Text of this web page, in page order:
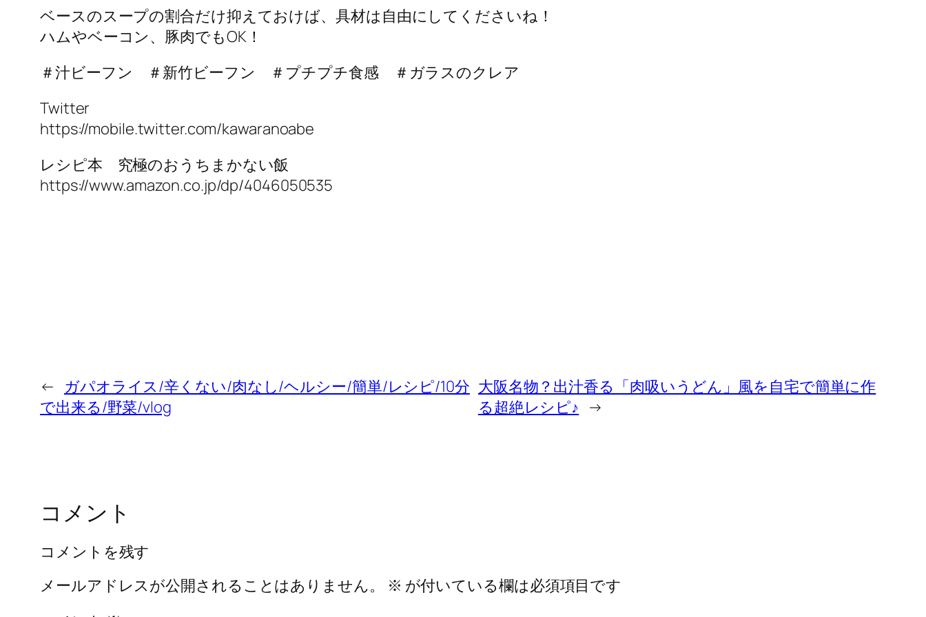
ベースのスープの割合だけ抑えておけば、具材は自由にしてくださいね！
ハムやベーコン、豚肉でもOK！
＃汁ビーフン ＃新竹ビーフン ＃プチプチ食感 ＃ガラスのクレア
Twitter
https://mobile.twitter.com/kawaranoabe
レシピ本 究極のおうちまかない飯
https://www.amazon.co.jp/dp/4046050535
← ガパオライス/辛くない/肉なし/ヘルシー/簡単/レシピ/10分
で出来る/野菜/vlog
大阪名物？出汁香る「肉吸いうどん」風を自宅で簡単に作
る超絶レシピ♪ →
コメント
コメントを残す
メールアドレスが公開されることはありません。
※ が付いている欄は必須項目です